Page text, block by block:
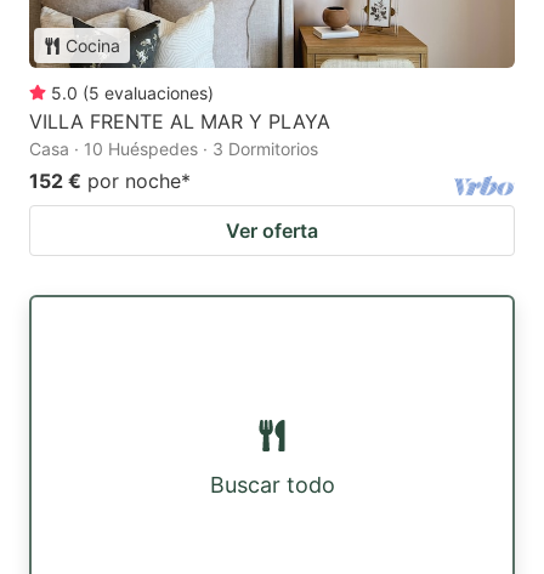
Cocina
5.0 (5 evaluaciones)
VILLA FRENTE AL MAR Y PLAYA
Casa · 10 Huéspedes · 3 Dormitorios
152 € por noche*
Ver oferta
Buscar todo